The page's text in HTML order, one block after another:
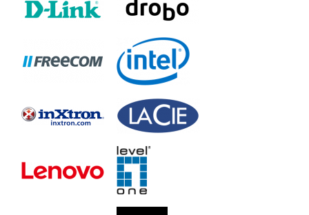
WD My Cloud
WDBCTL0080HWT-EESN
WDBCTL0060HWT
WDBCTL0060HWT-EESN
WDBCTL0040HWT-EESN
WDBCTL0030HWT-EESN
WDBCTL0020HWT
WDBCTL0020HWT-EESN